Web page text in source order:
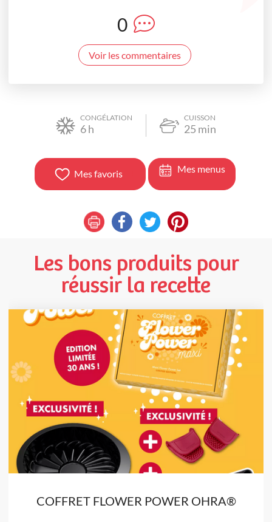
0
Voir les commentaires
CONGÉLATION
6h
CUISSON
25 min
Mes favoris Mes menus
Les bons produits pour
réussir la recette
COFFRET FLOWER POWER OHRA®